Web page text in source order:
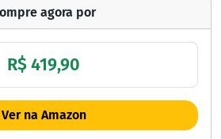
agora por
R$ 419,90
Ver na Amazon